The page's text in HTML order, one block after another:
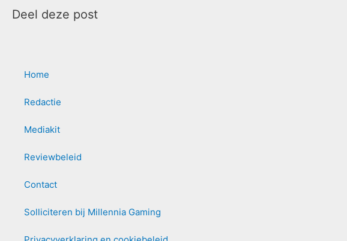
Deel deze post
Home
Redactie
Mediakit
Reviewbeleid
Contact
Solliciteren bij Millennia Gaming